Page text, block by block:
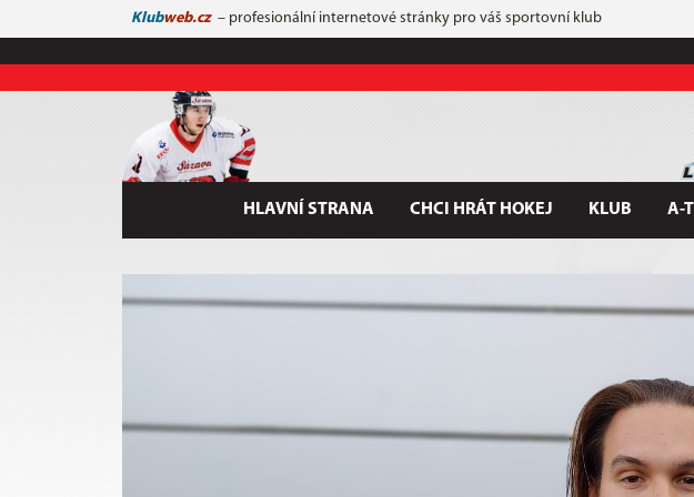
Klubweb.cz – profesionální internetové stránky pro váš sportovní klub
HLAVNÍ STRANA CHCI HRÁT HOKEJ KLUB A-